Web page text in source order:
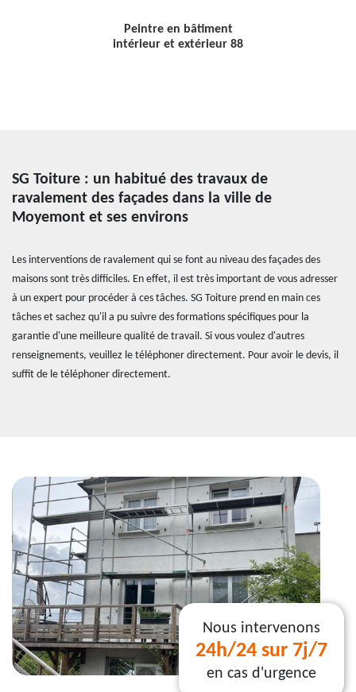
Peintre en bâtiment
intérieur et extérieur 88
SG Toiture : un habitué des travaux de
ravalement des façades dans la ville de
Moyemont et ses environs
Les interventions de ravalement qui se font au niveau des façades des
maisons sont très difficiles. En effet, il est très important de vous adresser
à un expert pour procéder à ces tâches. SG Toiture prend en main ces
tâches et sachez qu'il a pu suivre des formations spécifiques pour la
garantie d'une meilleure qualité de travail. Si vous voulez d'autres
renseignements, veuillez le téléphoner directement. Pour avoir le devis, il
suffit de le téléphoner directement.
Nous intervenons
24h/24 sur 7j/7
en cas d'urgence